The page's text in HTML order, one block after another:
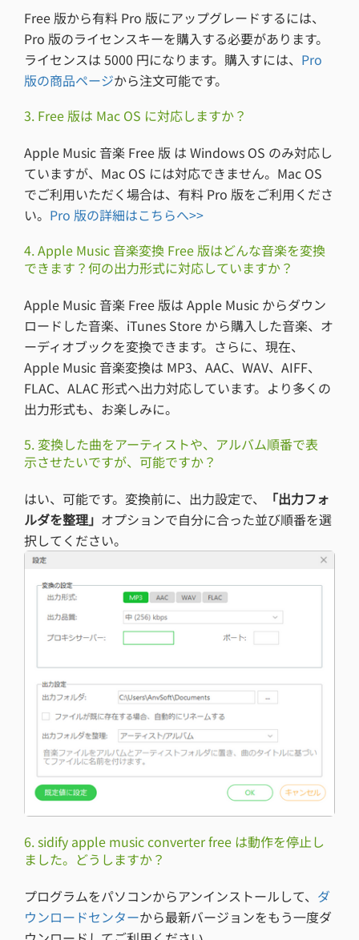
Free 版から有料 Pro 版にアップグレードするには、
Pro 版のライセンスキーを購入する必要があります。
ライセンスは 5000 円になります。購入すには、 Pro
版の商品ページから注文可能です。
3. Free 版は Mac OS に対応しますか？
Apple Music 音楽 Free 版 は Windows OS のみ対応し
ていますが、Mac OS には対応できません。Mac OS
でご利用いただく場合は、有料 Pro 版をご利用くださ
い。 Pro 版の詳細はこちらへ>>
4. Apple Music 音楽変換 Free 版はどんな音楽を変換
できます？何の出力形式に対応していますか？
Apple Music 音楽 Free 版は Apple Music からダウン
ロードした音楽、iTunes Store から購入した音楽、オ
ーディオブックを変換できます。さらに、現在、
Apple Music 音楽変換は MP3、AAC、WAV、AIFF、
FLAC、ALAC 形式へ出力対応しています。より多くの
出力形式も、お楽しみに。
5. 変換した曲をアーティストや、アルバム順番で表
示させたいですが、可能ですか？
はい、可能です。変換前に、出力設定で、
「出力フォ
ルダを整理」 オプションで自分に合った並び順番を選
択してください。
6. sidify apple music converter free は動作を停止し
ました。どうしますか？
プログラムをパソコンからアンインストールして、 ダ
ウンロードセンターから最新バージョンをもう一度ダ